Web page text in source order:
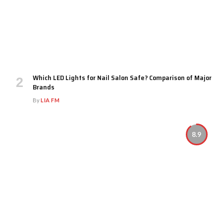
Which LED Lights for Nail Salon Safe? Comparison of Major
Brands
ByLIA FM
8.9